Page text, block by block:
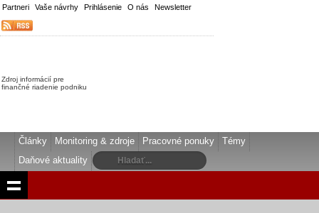
Partneri Vaše návrhy Prihlásenie O nás Newsletter
Zdroj informácií pre
finančné riadenie podniku
Články Monitoring & zdroje Pracovné ponuky
Témy
Daňové aktuality